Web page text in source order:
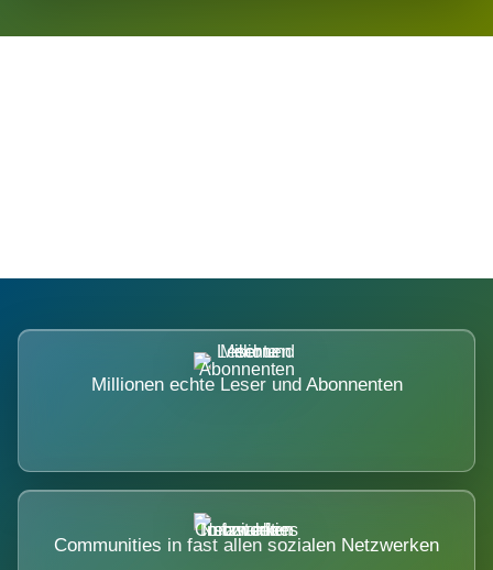
Millionen echte Leser und Abonnenten
Communities in fast allen sozialen Netzwerken